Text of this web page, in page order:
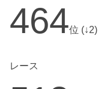
464位 (↓2)
レース